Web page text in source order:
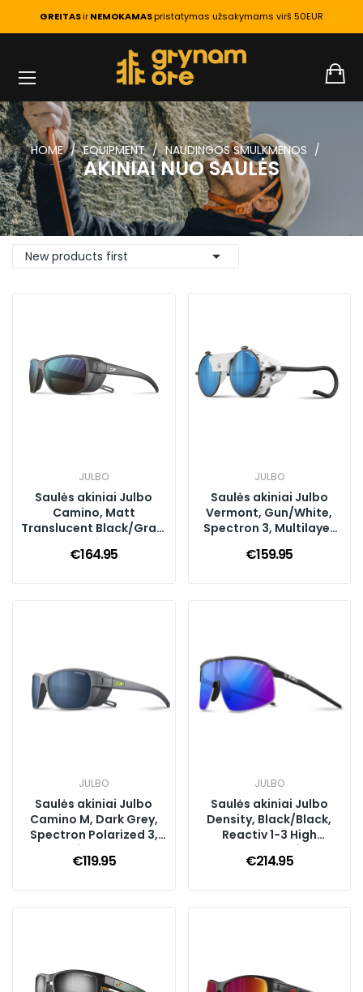
GREITASirNEMOKAMASpristatymas užsakymams virš 50EUR
HOME EQUIPMENT NAUDINGOS SMULKMENOS
AKINIAI NUO SAULĖS
New products first 
JULBO
Saulės akiniai Julbo
Camino, Matt
Translucent Black/Gray,
Reactiv 2-4
€164.95
JULBO
Saulės akiniai Julbo
Vermont, Gun/White,
Spectron 3, Multilayer
€159.95
JULBO
Saulės akiniai Julbo
Camino M, Dark Grey,
Spectron Polarized 3,
Multilayer Blue
€119.95
JULBO
Saulės akiniai Julbo
Density, Black/Black,
Reactiv 1-3 High
Contrast, Multilayer
Blue
€214.95